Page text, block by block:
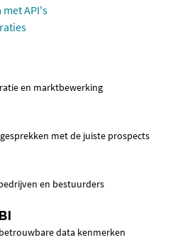
API's
en marktbewerking
met de juiste prospects
en bestuurders
data kenmerken